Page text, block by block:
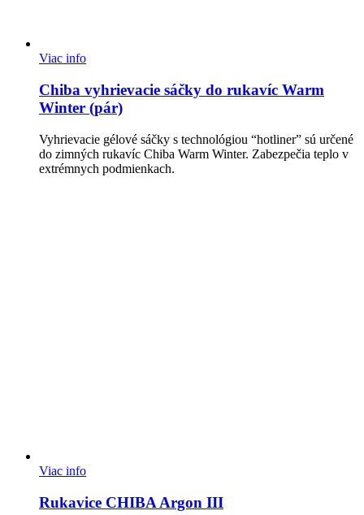
Viac info
Chiba vyhrievacie sáčky do rukavíc Warm
Winter (pár)
Vyhrievacie gélové sáčky s technológiou “hotliner” sú určené
do zimných rukavíc Chiba Warm Winter. Zabezpečia teplo v
extrémnych podmienkach.
Viac info
Rukavice CHIBA Argon III